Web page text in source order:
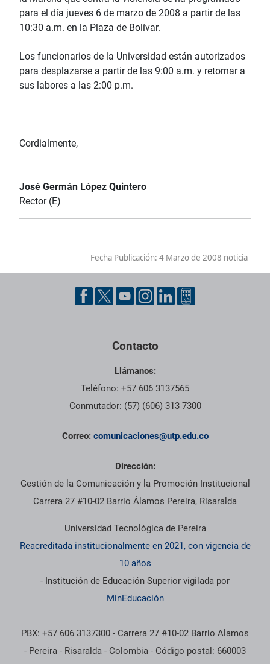
para el día jueves 6 de marzo de 2008 a partir de las
10:30 a.m. en la Plaza de Bolívar.
Los funcionarios de la Universidad están autorizados
para desplazarse a partir de las 9:00 a.m. y retornar a
sus labores a las 2:00 p.m.
Cordialmente,
José Germán López Quintero
Rector (E)
Fecha Publicación: 4 Marzo de 2008 noticia
Contacto
Llámanos:
Teléfono: +57 606 3137565
Conmutador: (57) (606) 313 7300
Correo: comunicaciones@utp.edu.co
Dirección:
Gestión de la Comunicación y la Promoción Institucional
Carrera 27 #10-02 Barrio Álamos Pereira, Risaralda
Universidad Tecnológica de Pereira
Reacreditada institucionalmente en 2021, con vigencia de
10 años
- Institución de Educación Superior vigilada por
MinEducación
PBX: +57 606 3137300 - Carrera 27 #10-02 Barrio Alamos
- Pereira - Risaralda - Colombia - Código postal: 660003